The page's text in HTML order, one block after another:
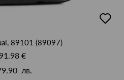
в
89101 (89097)
91.98 €
лв.